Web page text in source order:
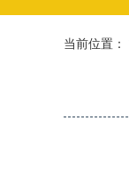
当前位置：